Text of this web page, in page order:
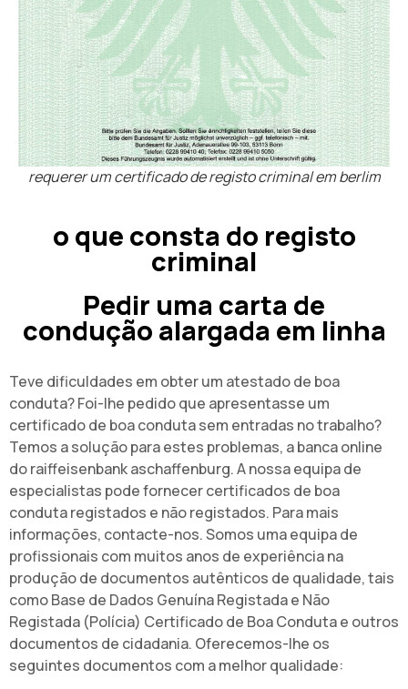
requerer um certificado de registo criminal em berlim
o que consta do registo
criminal
Pedir uma carta de
condução alargada em linha
Teve dificuldades em obter um atestado de boa
conduta? Foi-lhe pedido que apresentasse um
certificado de boa conduta sem entradas no trabalho?
Temos a solução para estes problemas, a banca online
do raiffeisenbank aschaffenburg. A nossa equipa de
especialistas pode fornecer certificados de boa
conduta registados e não registados. Para mais
informações, contacte-nos.Somos uma equipa de
profissionais com muitos anos de experiência na
produção de documentos autênticos de qualidade, tais
como Base de Dados Genuína Registada e Não
Registada (Polícia) Certificado de Boa Conduta e outros
documentos de cidadania. Oferecemos-lhe os
seguintes documentos com a melhor qualidade: